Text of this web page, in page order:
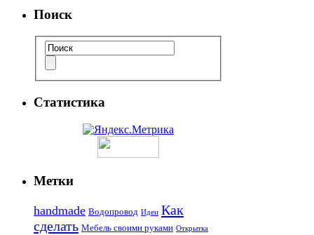
Поиск
Статистика
Метки
handmade Водопровод Идеи Как
сделать Мебель своими руками Открытка